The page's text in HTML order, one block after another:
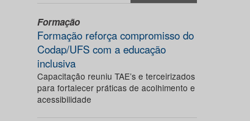
Formação
Formação reforça compromisso do
Codap/UFS com a educação
inclusiva
Capacitação reuniu TAE’s e terceirizados
para fortalecer práticas de acolhimento e
acessibilidade